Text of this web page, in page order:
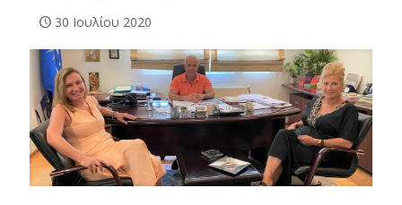
30 Ιουλίου 2020